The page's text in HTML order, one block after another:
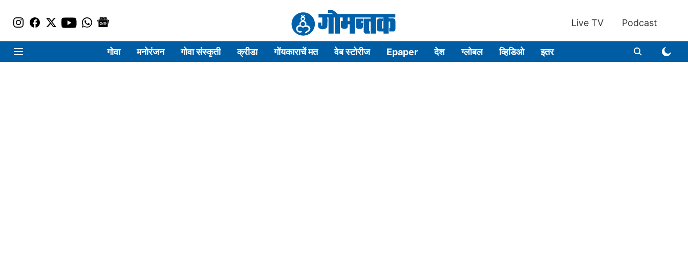
Live TV Podcast
गोवा मनोरंजन गोवा संस्कृती क्रीडा गोंयकाराचें मत वेब स्टोरीज Epaper देश ग्लोबल व्हिडिओ इतर